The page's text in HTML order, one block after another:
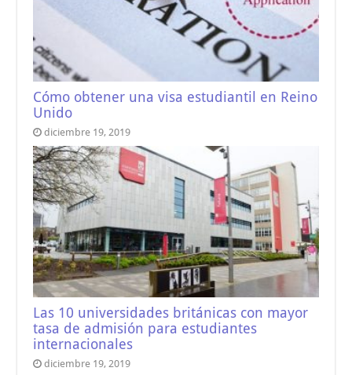
Cómo obtener una visa estudiantil en Reino
Unido
diciembre 19, 2019
Las 10 universidades británicas con mayor
tasa de admisión para estudiantes
internacionales
diciembre 19, 2019